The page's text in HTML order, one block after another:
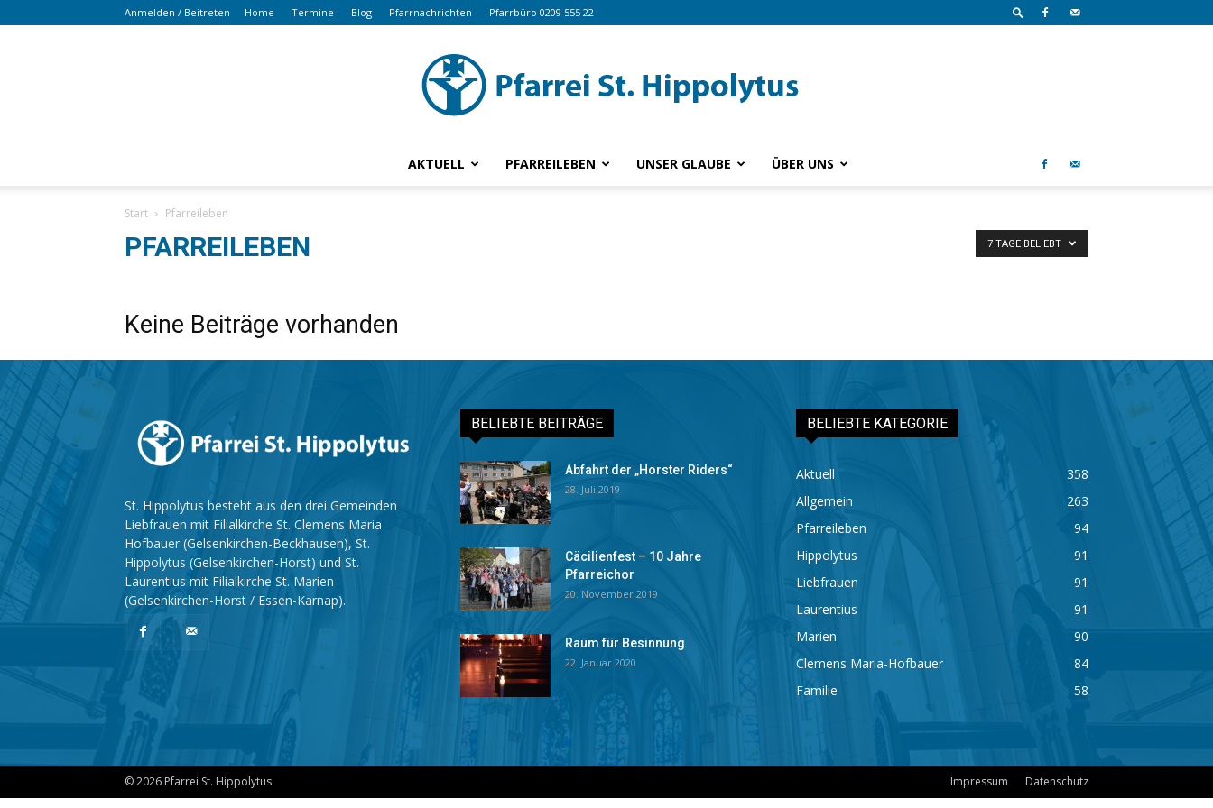
Anmelden / Beitreten Home Termine Blog Pfarrnachrichten Pfarrbüro 0209 555 22
AKTUELL PFARREILEBEN UNSER GLAUBE ÜBER UNS
Start Pfarreileben
PFARREILEBEN 7 TAGE BELIEBT
Keine Beiträge vorhanden
St. Hippolytus besteht aus den drei Gemeinden
Liebfrauen mit Filialkirche St. Clemens Maria
Hofbauer (Gelsenkirchen-Beckhausen), St.
Hippolytus (Gelsenkirchen-Horst) und St.
Laurentius mit Filialkirche St. Marien
(Gelsenkirchen-Horst / Essen-Karnap).
BELIEBTE BEITRÄGE
Abfahrt der „Horster Riders“
28. Juli 2019
Cäcilienfest – 10 Jahre
Pfarreichor
20. November 2019
Raum für Besinnung
22. Januar 2020
BELIEBTE KATEGORIE
Aktuell
358
Allgemein
263
Pfarreileben
94
Hippolytus
91
Liebfrauen
91
Laurentius
91
Marien
90
Clemens Maria-Hofbauer
84
Familie
58
Impressum Datenschutz
© 2026 Pfarrei St. Hippolytus